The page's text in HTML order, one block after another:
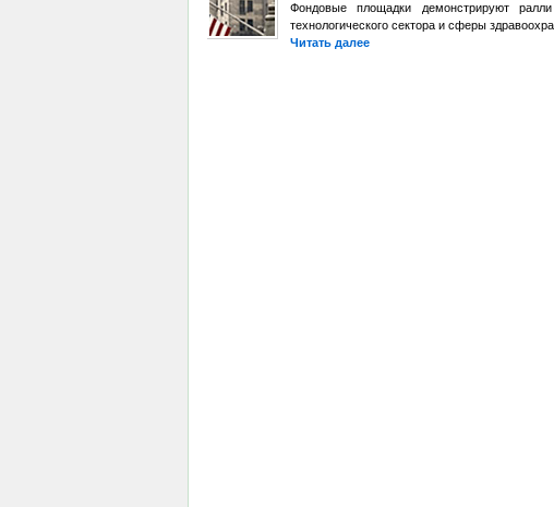
Фондовые площадки демонстрируют
технологического сектора и сферы
Читать далее